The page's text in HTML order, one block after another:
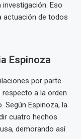
Eso
actuación de todos
Espinoza
por parte
respecto a la orden
Según Espinoza, la
cuatro hechos
demorando así